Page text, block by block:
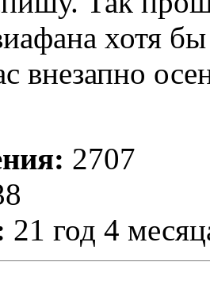
хотя
внезапно
2707
21 год 4